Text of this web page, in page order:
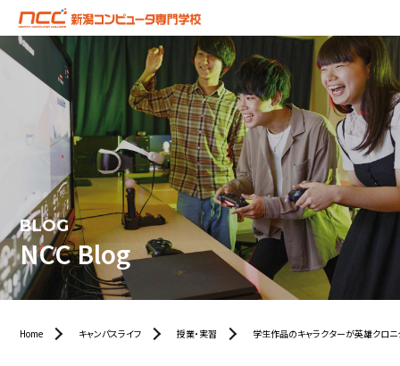
BLOG
NCC Blog
Home キャンパスライフ 授業・実習 学生作品のキャラクターが英雄クロニ